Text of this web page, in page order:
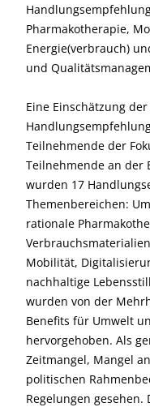
Pharmakotherapie,
Energie(verbrauch)
und
Eine Einschätzung
Teilnehmende der
Teilnehmende an der
wurden 17
Themenbereichen:
rationale
Mobilität,
nachhaltige
wurden von der
Benefits für Umwelt
hervorgehoben. Als
Zeitmangel, Mangel
politischen
Regelungen